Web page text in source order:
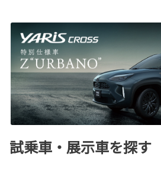
試乗車・展示車を探す